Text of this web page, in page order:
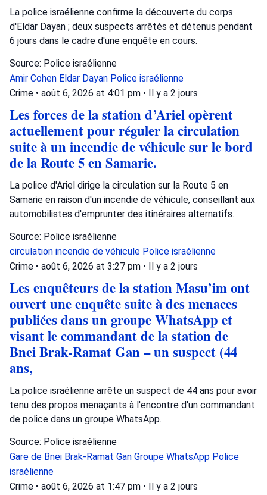
La police israélienne confirme la découverte du corps
d'Eldar Dayan ; deux suspects arrêtés et détenus pendant
6 jours dans le cadre d'une enquête en cours.
Source: Police israélienne
Amir Cohen Eldar Dayan Police israélienne
Crime • août 6, 2026 at 4:01 pm • Il y a 2 jours
Les forces de la station d’Ariel opèrent
actuellement pour réguler la circulation
suite à un incendie de véhicule sur le bord
de la Route 5 en Samarie.
La police d'Ariel dirige la circulation sur la Route 5 en
Samarie en raison d'un incendie de véhicule, conseillant aux
automobilistes d'emprunter des itinéraires alternatifs.
Source: Police israélienne
circulation incendie de véhicule Police israélienne
Crime • août 6, 2026 at 3:27 pm • Il y a 2 jours
Les enquêteurs de la station Masu’im ont
ouvert une enquête suite à des menaces
publiées dans un groupe WhatsApp et
visant le commandant de la station de
Bnei Brak-Ramat Gan – un suspect (44
ans,
La police israélienne arrête un suspect de 44 ans pour avoir
tenu des propos menaçants à l'encontre d'un commandant
de police dans un groupe WhatsApp.
Source: Police israélienne
Gare de Bnei Brak-Ramat Gan Groupe WhatsApp Police
israélienne
Crime • août 6, 2026 at 1:47 pm • Il y a 2 jours